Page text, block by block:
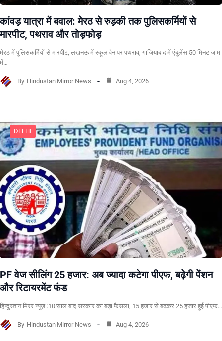
कांवड़ यात्रा में बवाल: मेरठ से रुड़की तक पुलिसकर्मियों से
मारपीट, पथराव और तोड़फोड़
मेरठ में पुलिसकर्मियों से मारपीट, लखनऊ में स्कूल वैन पर पथराव, गाजियाबाद में एंबुलेंस 50 मिनट जाम
में…
By Hindustan Mirror News Aug 4, 2026
DELHI
PF वेज सीलिंग 25 हजार: अब ज्यादा कटेगा पीएफ, बढ़ेगी पेंशन
और रिटायरमेंट फंड
हिन्दुस्तान मिरर न्यूज़ :10 साल बाद सरकार का बड़ा फैसला, 15 हजार से बढ़कर 25 हजार हुई पीएफ…
By Hindustan Mirror News Aug 4, 2026